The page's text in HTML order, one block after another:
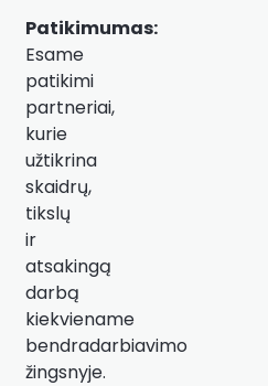
Patikimumas:
Esame
patikimi
partneriai,
kurie
užtikrina
skaidrų,
tikslų
ir
atsakingą
darbą
kiekviename
bendradarbiavimo
žingsnyje.